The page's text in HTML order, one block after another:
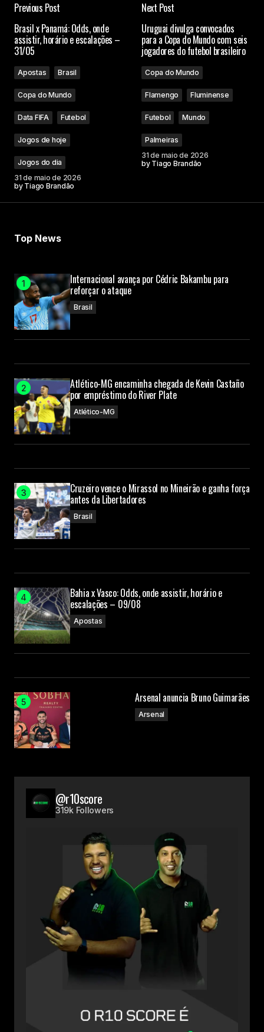
Previous Post
Brasil x Panamá: Odds, onde
assistir, horário e escalações –
31/05
Apostas Brasil
Copa do Mundo
Data FIFA Futebol
Jogos de hoje
Jogos do dia
31 de maio de 2026
by Tiago Brandão
Next Post
Uruguai divulga convocados
para a Copa do Mundo com seis
jogadores do futebol brasileiro
Copa do Mundo
Flamengo Fluminense
Futebol Mundo
Palmeiras
31 de maio de 2026
by Tiago Brandão
Top News
Internacional avança por Cédric Bakambu para
reforçar o ataque
Brasil
Atlético-MG encaminha chegada de Kevin Castaño
por empréstimo do River Plate
Atlético-MG
Cruzeiro vence o Mirassol no Mineirão e ganha força
antes da Libertadores
Brasil
Bahia x Vasco: Odds, onde assistir, horário e
escalações – 09/08
Apostas
Arsenal anuncia Bruno Guimarães
Arsenal
@r10score
319k Followers